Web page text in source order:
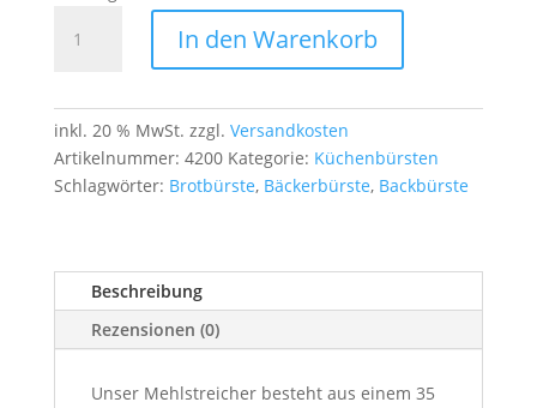
Mehlstreicher
aus
35 cm
Holzgriff
–
&
Küche
Menge
In den Warenkorb
inkl. 20 % MwSt. zzgl. Versandkosten
Artikelnummer: 4200 Kategorie: Küchenbürsten
Schlagwörter: Brotbürste, Bäckerbürste, Backbürste
Beschreibung
Rezensionen (0)
Unser Mehlstreicher besteht aus einem 35